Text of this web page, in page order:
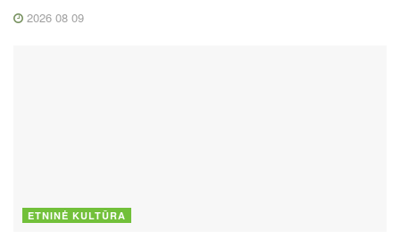
2026 08 09
ETNINĖ KULTŪRA